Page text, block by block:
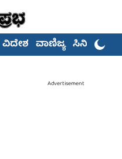
ವಿದೇಶ ವಾಣಿಜ್ಯ ಸಿನಿಮಾ
Advertisement